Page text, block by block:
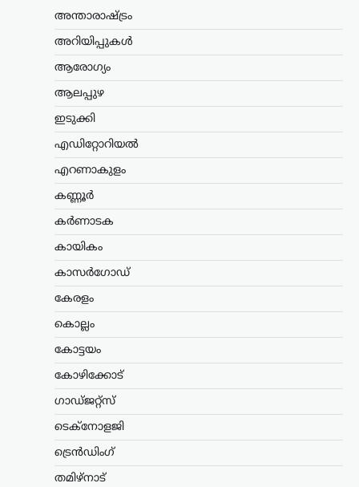
അന്താരാഷ്ട്രം
അറിയിപ്പുകൾ
ആരോഗ്യം
ആലപ്പുഴ
ഇടുക്കി
എഡിറ്റോറിയൽ
എറണാകുളം
കണ്ണൂർ
കർണാടക
കായികം
കാസർഗോഡ്
കേരളം
കൊല്ലം
കോട്ടയം
കോഴിക്കോട്
ഗാഡ്ജറ്റ്സ്
ടെക്നോളജി
ട്രെൻഡിംഗ്
തമിഴ്നാട്
പ്രകൃതി വാതക മന്ത്രാലയം വ്യക്തമാക്കി.
പൊതുമേഖല ഓയിൽ മാർക്കറ്റിങ്
കമ്പനികൾ (ഒഎംസികൾ) വിതരണം…
‘കേരളത്തിൽ ബിജെപി
അല്ല, പക്ഷേ
ബിജെപിക്കായി
ഭരിക്കുന്നത് യുഡിഎഫ്’;
സതീശനെതിരെ എം.വി.
അധികാരത്തിലില്ലെങ്കിലും വി.ഡി.
സതീശന്റെ നേതൃത്വത്തിലുള്ള യുഡിഎഫ്
അജണ്ടകൾ നടപ്പാക്കുകയാണെന്ന്
എം.വി. ഗോവിന്ദൻ മാസ്റ്റർ ആരോപിച്ചു.
ട്രെൻഡിംഗ്,ദേശീയം,രാഷ്ട്രീയം
പ്രധാനമന്ത്രിക്ക്
യുവാക്കളെ കാണാൻ
സമയമില്ല;
കൂറുമാറിയവരെ